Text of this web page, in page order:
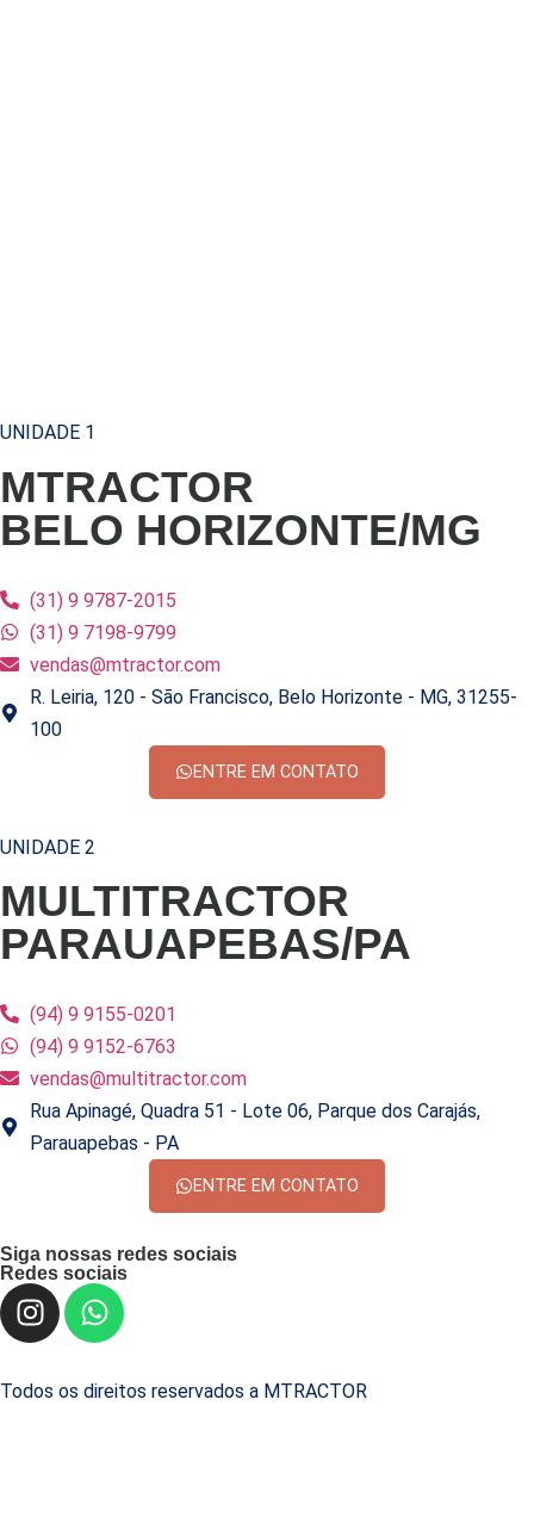
UNIDADE 1
MTRACTOR
BELO HORIZONTE/MG
(31) 9 9787-2015
(31) 9 7198-9799
vendas@mtractor.com
R. Leiria, 120 - São Francisco, Belo Horizonte - MG, 31255-
100
ENTRE EM CONTATO
UNIDADE 2
MULTITRACTOR
PARAUAPEBAS/PA
(94) 9 9155-0201
(94) 9 9152-6763
vendas@multitractor.com
Rua Apinagé, Quadra 51 - Lote 06, Parque dos Carajás,
Parauapebas - PA
ENTRE EM CONTATO
Siga nossas redes sociais
Redes sociais
Todos os direitos reservados a MTRACTOR